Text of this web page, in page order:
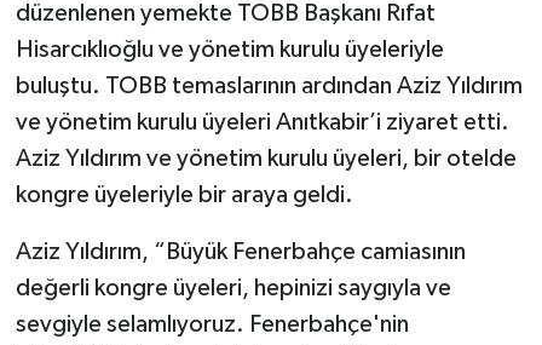
düzenlenen yemekte TOBB Başkanı Rıfat
Hisarcıklıoğlu ve yönetim kurulu üyeleriyle
buluştu. TOBB temaslarının ardından Aziz Yıldırım
ve yönetim kurulu üyeleri Anıtkabir’i ziyaret etti.
Aziz Yıldırım ve yönetim kurulu üyeleri, bir otelde
kongre üyeleriyle bir araya geldi.
Aziz Yıldırım, “Büyük Fenerbahçe camiasının
değerli kongre üyeleri, hepinizi saygıyla ve
sevgiyle selamlıyoruz. Fenerbahçe'nin